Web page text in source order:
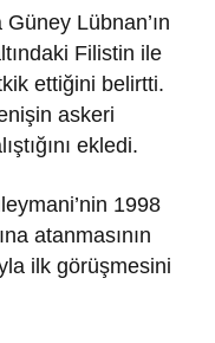
Lübnan’ın
Filistin ile
ettiğini belirtti.
askeri
ekledi.
1998
atanmasının
ilk görüşmesini